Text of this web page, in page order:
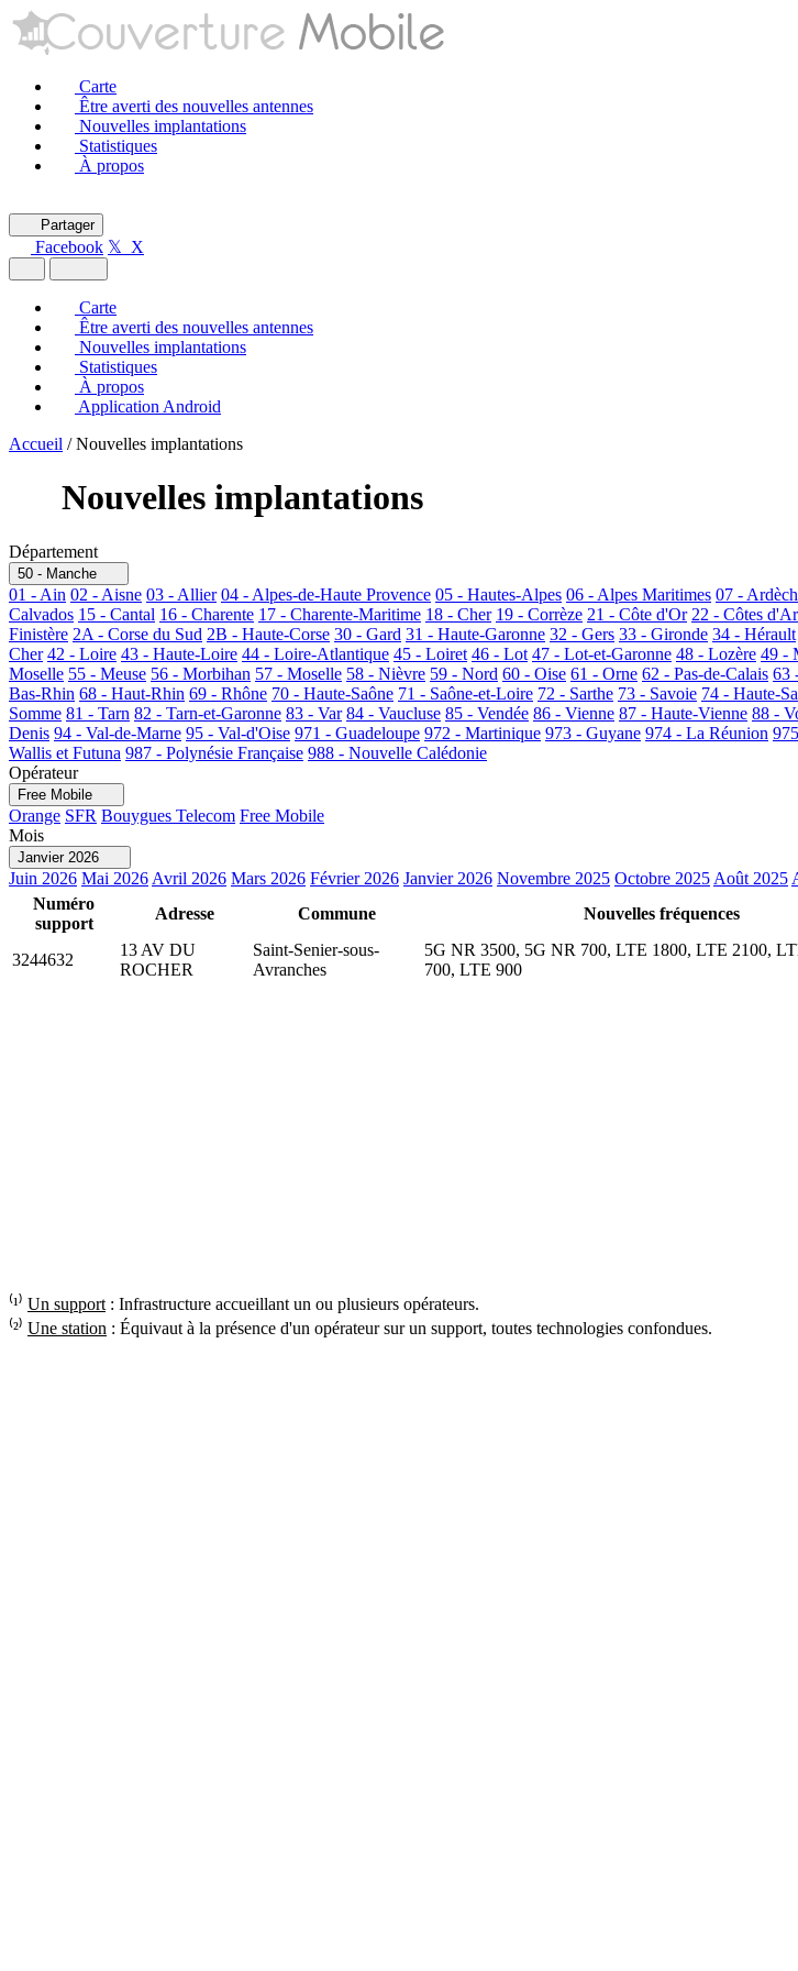
Carte
Être averti des nouvelles antennes
Nouvelles implantations
Statistiques
À propos
Partager
Facebook 𝕏 X
Carte
Être averti des nouvelles antennes
Nouvelles implantations
Statistiques
À propos
Application Android
Accueil / Nouvelles implantations
Nouvelles implantations
Département
50 - Manche
01 - Ain 02 - Aisne 03 - Allier 04 - Alpes-de-Haute Provence 05 - Hautes-Alpes 06 - Alpes Maritimes 07 -
Calvados 15 - Cantal 16 - Charente 17 - Charente-Maritime 18 - Cher 19 - Corrèze 21 - Côte d'Or 22 - Côtes
Finistère 2A - Corse du Sud 2B - Haute-Corse 30 - Gard 31 - Haute-Garonne 32 - Gers 33 - Gironde 34 - Hérault
Cher 42 - Loire 43 - Haute-Loire 44 - Loire-Atlantique 45 - Loiret 46 - Lot 47 - Lot-et-Garonne 48 - Lozère 49 -
Moselle 55 - Meuse 56 - Morbihan 57 - Moselle 58 - Nièvre 59 - Nord 60 - Oise 61 - Orne 62 - Pas-de-Calais 63
Bas-Rhin 68 - Haut-Rhin 69 - Rhône 70 - Haute-Saône 71 - Saône-et-Loire 72 - Sarthe 73 - Savoie 74 - Haute-
Somme 81 - Tarn 82 - Tarn-et-Garonne 83 - Var 84 - Vaucluse 85 - Vendée 86 - Vienne 87 - Haute-Vienne 88 -
Denis 94 - Val-de-Marne 95 - Val-d'Oise 971 - Guadeloupe 972 - Martinique 973 - Guyane 974 - La Réunion
Wallis et Futuna 987 - Polynésie Française 988 - Nouvelle Calédonie
Opérateur
Free Mobile
Orange SFR Bouygues Telecom Free Mobile
Mois
Janvier 2026
Juin 2026 Mai 2026 Avril 2026 Mars 2026 Février 2026 Janvier 2026 Novembre 2025 Octobre 2025 Août 2025
Numéro
support
Adresse Commune Nouvelles fréquences
3244632
13 AV DU
ROCHER
Saint-Senier-sous-
Avranches
5G NR 3500, 5G NR 700, LTE 1800, LTE 2100,
700, LTE 900
⁽¹⁾ Un support : Infrastructure accueillant un ou plusieurs opérateurs.
⁽²⁾ Une station : Équivaut à la présence d'un opérateur sur un support, toutes technologies confondues.